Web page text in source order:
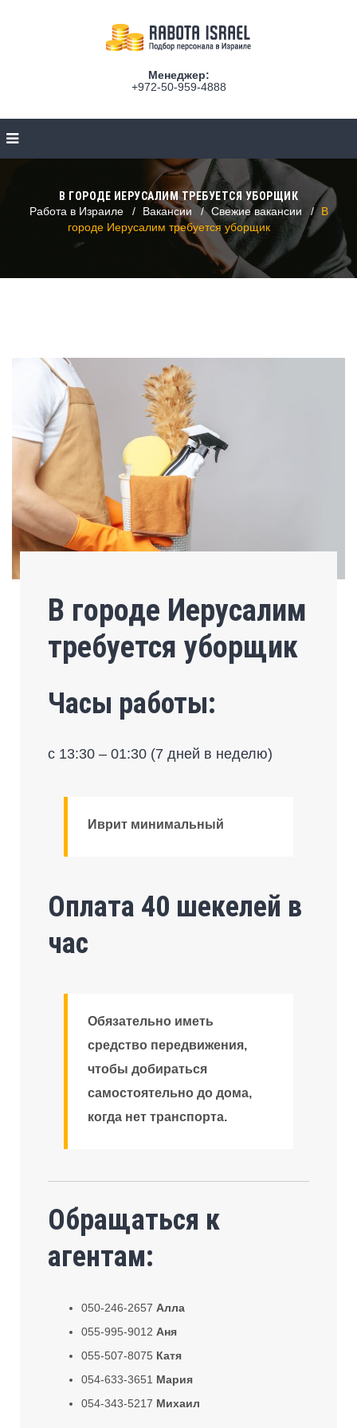
Менеджер:
+972-50-959-4888
В ГОРОДЕ ИЕРУСАЛИМ ТРЕБУЕТСЯ УБОРЩИК
Работа в Израиле
Вакансии Свежие вакансии
В
городе Иерусалим требуется уборщик
В городе Иерусалим
требуется уборщик
Часы работы:
с 13:30 – 01:30 (7 дней в неделю)
Иврит минимальный
Оплата 40 шекелей в
час
Обязательно иметь
средство передвижения,
чтобы добираться
самостоятельно до дома,
когда нет транспорта.
Обращаться к
агентам:
050-246-2657 Алла
055-995-9012 Аня
055-507-8075 Катя
054-633-3651 Мария
054-343-5217 Михаил